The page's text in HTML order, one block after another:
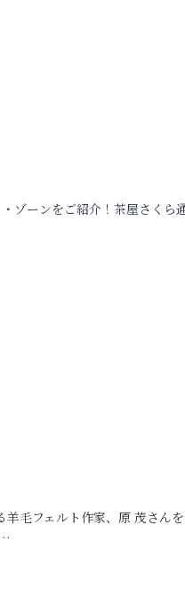
ゾーンをご紹介！茶屋さくら
毛フェルト作家、原 茂さん